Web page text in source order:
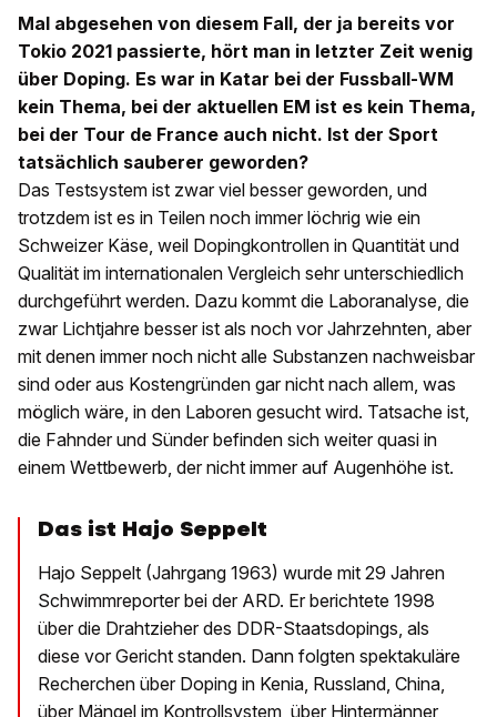
Mal abgesehen von diesem Fall, der ja bereits vor
Tokio 2021 passierte, hört man in letzter Zeit wenig
über Doping. Es war in Katar bei der Fussball-WM
kein Thema, bei der aktuellen EM ist es kein Thema,
bei der Tour de France auch nicht. Ist der Sport
tatsächlich sauberer geworden?
Das Testsystem ist zwar viel besser geworden, und
trotzdem ist es in Teilen noch immer löchrig wie ein
Schweizer Käse, weil Dopingkontrollen in Quantität und
Qualität im internationalen Vergleich sehr unterschiedlich
durchgeführt werden. Dazu kommt die Laboranalyse, die
zwar Lichtjahre besser ist als noch vor Jahrzehnten, aber
mit denen immer noch nicht alle Substanzen nachweisbar
sind oder aus Kostengründen gar nicht nach allem, was
möglich wäre, in den Laboren gesucht wird. Tatsache ist,
die Fahnder und Sünder befinden sich weiter quasi in
einem Wettbewerb, der nicht immer auf Augenhöhe ist.
Das ist Hajo Seppelt
Hajo Seppelt (Jahrgang 1963) wurde mit 29 Jahren
Schwimmreporter bei der ARD. Er berichtete 1998
über die Drahtzieher des DDR-Staatsdopings, als
diese vor Gericht standen. Dann folgten spektakuläre
Recherchen über Doping in Kenia, Russland, China,
über Mängel im Kontrollsystem, über Hintermänner